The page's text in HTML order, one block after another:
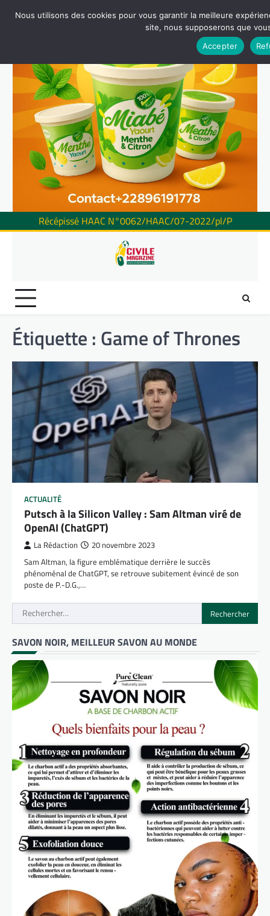
Récépissé HAAC N°0062/HAAC/07-2022/pl/P
Étiquette : Game of Thrones
ACTUALITÉ
Putsch à la Silicon Valley : Sam Altman viré de
OpenAI (ChatGPT)
La Rédaction 20 novembre 2023
Sam Altman, la figure emblématique derrière le succès
phénoménal de ChatGPT, se retrouve subitement évincé de son
poste de P.-D.G.,…
Rechercher :
SAVON NOIR, MEILLEUR SAVON AU MONDE
Nous utilisons des cookies pour vous garantir la meilleure
site, nous supposerons que
Accepter